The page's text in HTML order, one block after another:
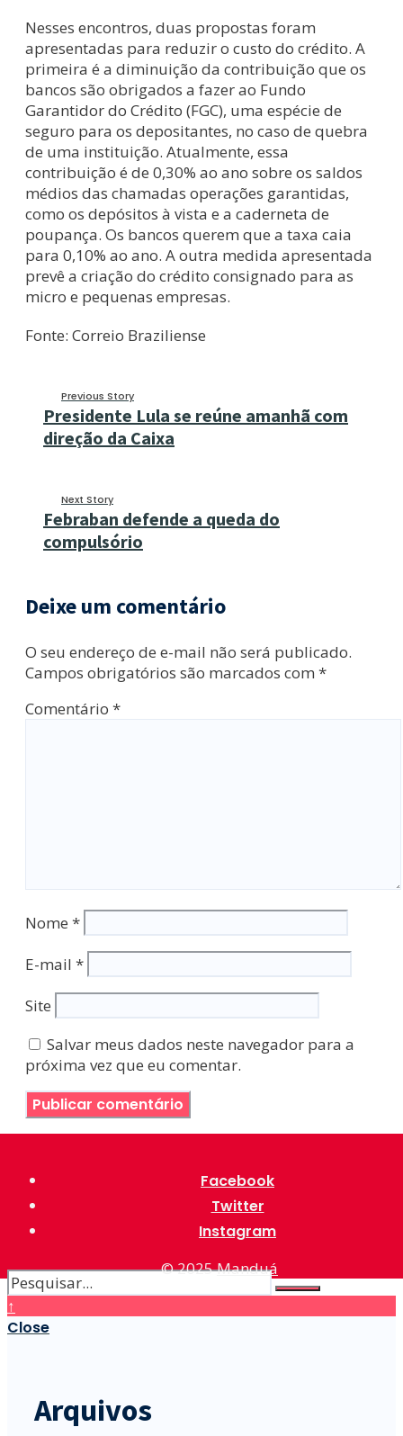
Nesses encontros, duas propostas foram
apresentadas para reduzir o custo do crédito. A
primeira é a diminuição da contribuição que os
bancos são obrigados a fazer ao Fundo
Garantidor do Crédito (FGC), uma espécie de
seguro para os depositantes, no caso de quebra
de uma instituição. Atualmente, essa
contribuição é de 0,30% ao ano sobre os saldos
médios das chamadas operações garantidas,
como os depósitos à vista e a caderneta de
poupança. Os bancos querem que a taxa caia
para 0,10% ao ano. A outra medida apresentada
prevê a criação do crédito consignado para as
micro e pequenas empresas.
Fonte: Correio Braziliense
Previous Story
Presidente Lula se reúne amanhã com
direção da Caixa
Next Story
Febraban defende a queda do
compulsório
Deixe um comentário
O seu endereço de e-mail não será publicado.
Campos obrigatórios são marcados com *
Comentário *
Nome *
E-mail *
Site
Salvar meus dados neste navegador para a
próxima vez que eu comentar.
Facebook
Twitter
Instagram
© 2025Manduá
↑
Close
Arquivos